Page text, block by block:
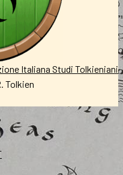
Italiana Studi Tolkieniani
Tolkien